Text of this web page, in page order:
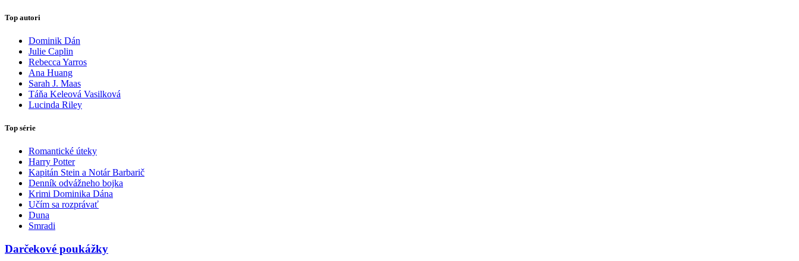
Top autori
Dominik Dán
Julie Caplin
Rebecca Yarros
Ana Huang
Sarah J. Maas
Táňa Keleová Vasilková
Lucinda Riley
Top série
Romantické úteky
Harry Potter
Kapitán Stein a Notár Barbarič
Denník odvážneho bojka
Krimi Dominika Dána
Učím sa rozprávať
Duna
Smradi
Darčekové poukážky